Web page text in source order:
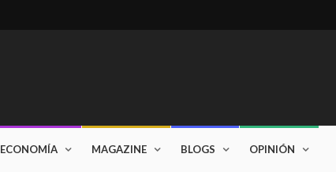
ECONOMÍA MAGAZINE BLOGS OPINIÓN